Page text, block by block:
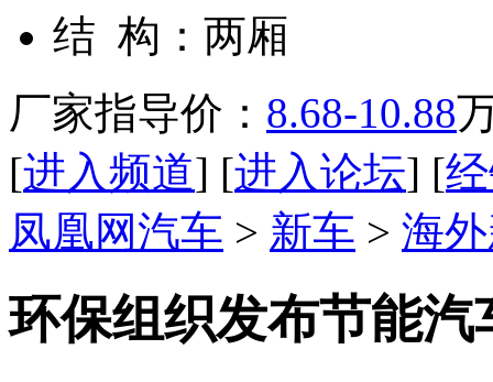
结 构： 两厢
厂家指导价： 8.68-10.88
[进入频道] [进入论坛] [
凤凰网汽车 > 新车 > 海
环保组织发布节能